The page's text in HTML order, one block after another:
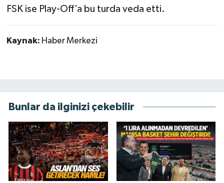
FSK ise Play-Off’a bu turda veda etti.
Kaynak: Haber Merkezi
Bunlar da ilginizi çekebilir